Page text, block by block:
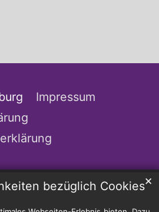
bezüglich Cookies✕
Impressum